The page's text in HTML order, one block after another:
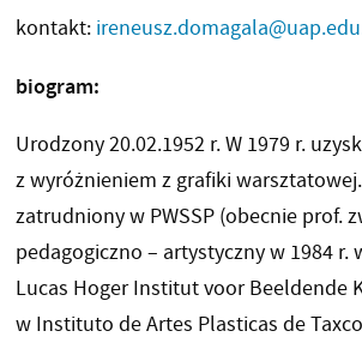
kontakt:
biogram:
Urodzony 20.02.1952 r. W 1979 r.
z wyróżnieniem z grafiki
zatrudniony w PWSSP (obecnie prof.
pedagogiczno – artystyczny w 1984 r.
Lucas Hoger Institut voor Beeldende
w Instituto de Artes Plasticas de